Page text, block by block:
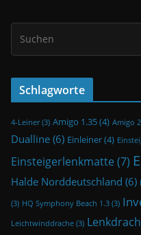
Schlagworte
4-Leiner(3) Amigo 1.35(4) Amigo
Dualline(6) Einleiner(4)
Einsteigerlenkmatte (7)
Halde Norddeutschland (6)
(3) HQ Symphony Beach 1.3 (3)
Leichtwinddrache (3)